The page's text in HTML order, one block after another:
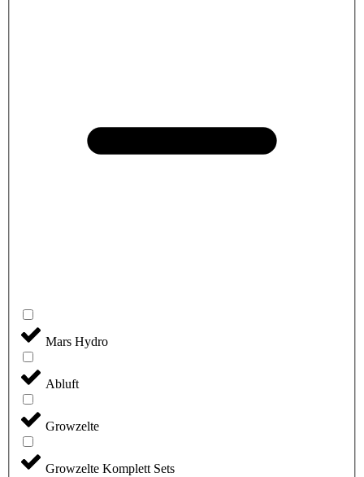
Mars Hydro
Abluft
Growzelte
Growzelte Komplett Sets